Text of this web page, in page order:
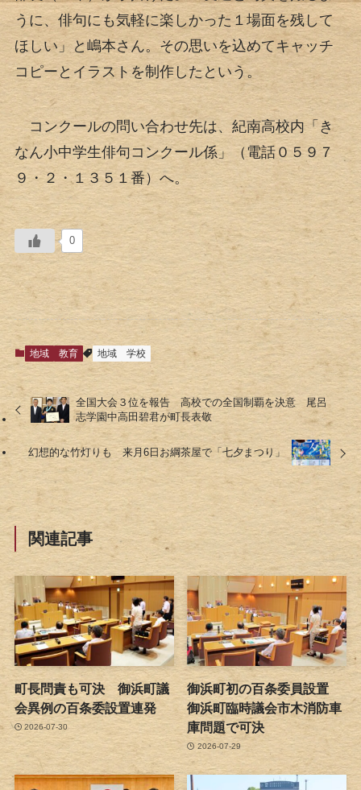
うに、俳句にも気軽に楽しかった１場面を残して
ほしい」と嶋本さん。その思いを込めてキャッチ
コピーとイラストを制作したという。
コンクールの問い合わせ先は、紀南高校内「き
なん小中学生俳句コンクール係」（電話０５９７
９・２・１３５１番）へ。
0
地域 教育 地域 学校
全国大会３位を報告 高校での全国制覇を決意 尾呂
志学園中高田碧君が町長表敬
幻想的な竹灯りも 来月6日お綱茶屋で「七夕まつり」
関連記事
町長問責も可決 御浜町議
会異例の百条委設置連発
2026-07-30
御浜町初の百条委員設置
御浜町臨時議会市木消防車
庫問題で可決
2026-07-29